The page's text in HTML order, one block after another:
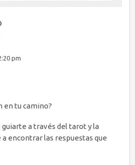
pm
en tu camino?
a través del tarot y la
encontrar las respuestas que